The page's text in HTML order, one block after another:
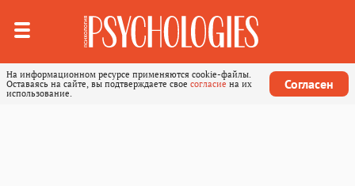
На информационном ресурсе применяются cookie-файлы.
Оставаясь на сайте, вы подтверждаете свое согласие на их
использование.
Согласен